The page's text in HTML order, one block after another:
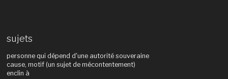
sujets
personne qui dépend d'une autorité souveraine
cause, motif (un sujet de mécontentement)
enclin à